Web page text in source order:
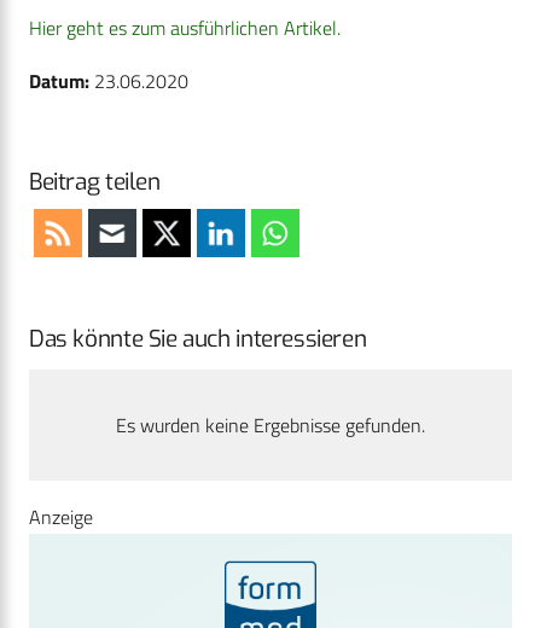
Hier geht es zum ausführlichen Artikel.
Datum: 23.06.2020
Beitrag teilen
Das könnte Sie auch interessieren
Es wurden keine Ergebnisse gefunden.
Anzeige